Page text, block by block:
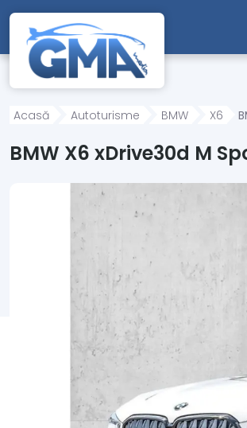
Mergi direct la conținutul principal
Acasă Autoturisme BMW X6
BMW X6 xDrive30d M